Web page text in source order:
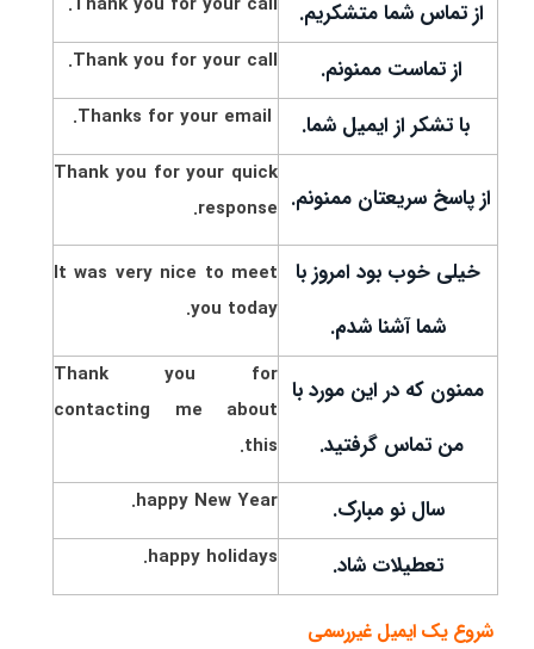
از تماس شما متشکریم.
از تماست ممنونم. Thank you for your call.
با تشکر از ایمیل شما.
از پاسخ سریعتان ممنونم.
Thank you for your quick
response.
خیلی خوب بود امروز با
شما آشنا شدم.
It was very nice to meet
you today.
ممنون که در این مورد با
من تماس گرفتید.
Thank you for
contacting me about
this.
سال نو مبارک. happy New Year.
تعطیلات شاد. happy holidays.
شروع یک ایمیل غیررسمی